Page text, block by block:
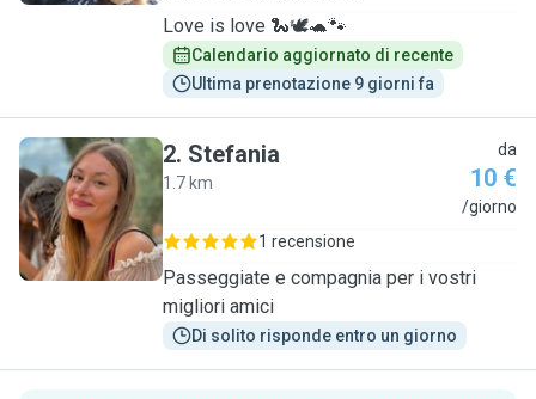
Love is love 🐍🕊️🐢🐾
Calendario aggiornato di recente
Ultima prenotazione 9 giorni fa
S
2. Stefania
1.7 km
da
10 €
/giorno
1 recensione
Passeggiate e compagnia per i vostri
migliori amici
Di solito risponde entro un giorno